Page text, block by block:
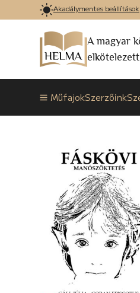
Akadálymentes beállítások
A magyar
MűfajokSzerzőink